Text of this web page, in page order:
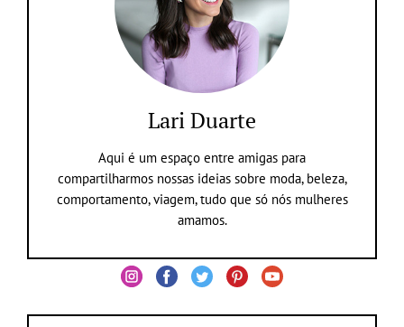
Lari Duarte
Aqui é um espaço entre amigas para
compartilharmos nossas ideias sobre moda, beleza,
comportamento, viagem, tudo que só nós mulheres
amamos.